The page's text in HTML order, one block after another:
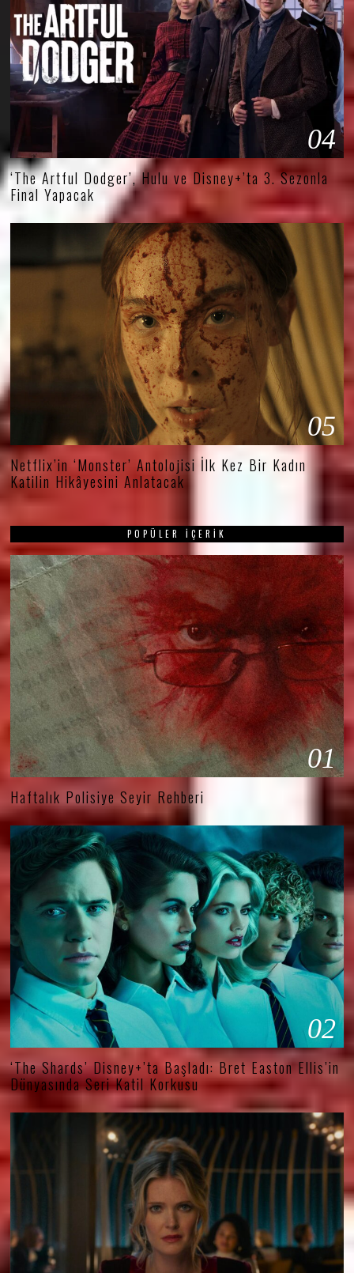
04
‘The Artful Dodger’, Hulu ve Disney+’ta 3. Sezonla
Final Yapacak
05
Netflix’in ‘Monster’ Antolojisi İlk Kez Bir Kadın
Katilin Hikâyesini Anlatacak
POPÜLER İÇERIK
01
Haftalık Polisiye Seyir Rehberi
02
‘The Shards’ Disney+’ta Başladı: Bret Easton Ellis’in
Dünyasında Seri Katil Korkusu